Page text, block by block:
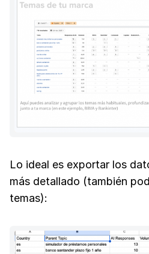
Lo ideal es exportar los
más detallado (también
temas):